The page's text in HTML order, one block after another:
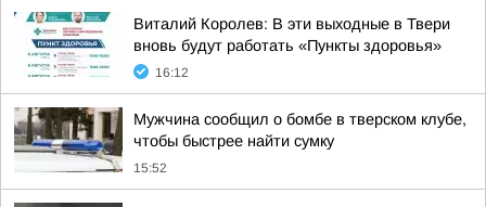
Виталий Королев: В эти выходные в Твери
вновь будут работать «Пункты здоровья»
16:12
Мужчина сообщил о бомбе в тверском клубе,
чтобы быстрее найти сумку
15:52